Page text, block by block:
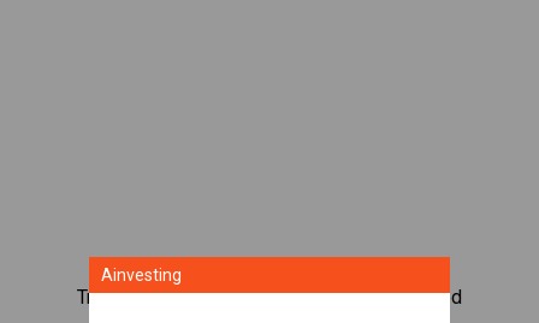
Trada mer än 1 000 internationella fonder med
Ainvesting